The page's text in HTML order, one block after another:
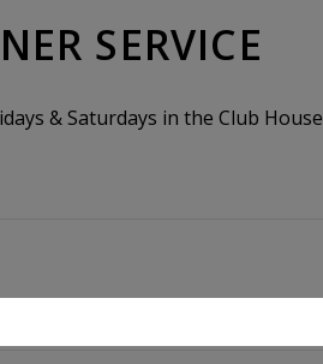
SERVICE
& Saturdays in the Club House